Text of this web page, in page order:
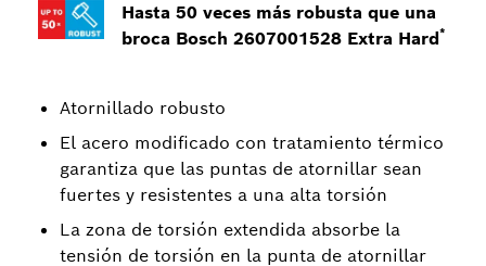
Hasta 50 veces más robusta que una
broca Bosch 2607001528 Extra Hard*
Atornillado robusto
El acero modificado con tratamiento térmico
garantiza que las puntas de atornillar sean
fuertes y resistentes a una alta torsión
La zona de torsión extendida absorbe la
tensión de torsión en la punta de atornillar